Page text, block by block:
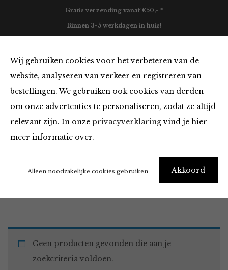
Wij gebruiken cookies voor het verbeteren van de
website, analyseren van verkeer en registreren van
bestellingen. We gebruiken ook cookies van derden
om onze advertenties te personaliseren, zodat ze altijd
relevant zijn. In onze privacyverklaringvind je hier
meer informatie over.
Akkoord
Alleen noodzakelijke cookies gebruiken
Gratis verzending vanaf €50,- *
Binnen 3-5 werkdagen in huis!
Accessoires in het ruby
It’s ok to be a little obsessed with accessories
Geen producten gevonden die aan je
zoekcriteria voldoen.